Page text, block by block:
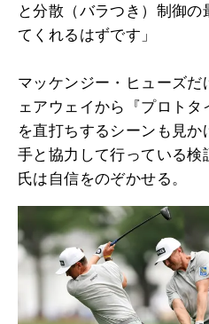
と分散（バラつき）制御
てくれるはずです」
マッケンジー・ヒューズだ
ェアウェイから『プロトタ
を直打ちするシーンも見
手と協力して行っている検
氏は自信をのぞかせる。